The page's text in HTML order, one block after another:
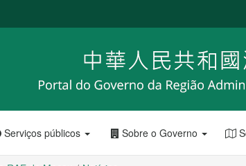
Serviços públicos Sobre o Governo